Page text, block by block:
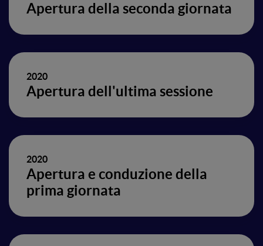
Apertura della seconda giornata
2020
Apertura dell'ultima sessione
2020
Apertura e conduzione della
prima giornata